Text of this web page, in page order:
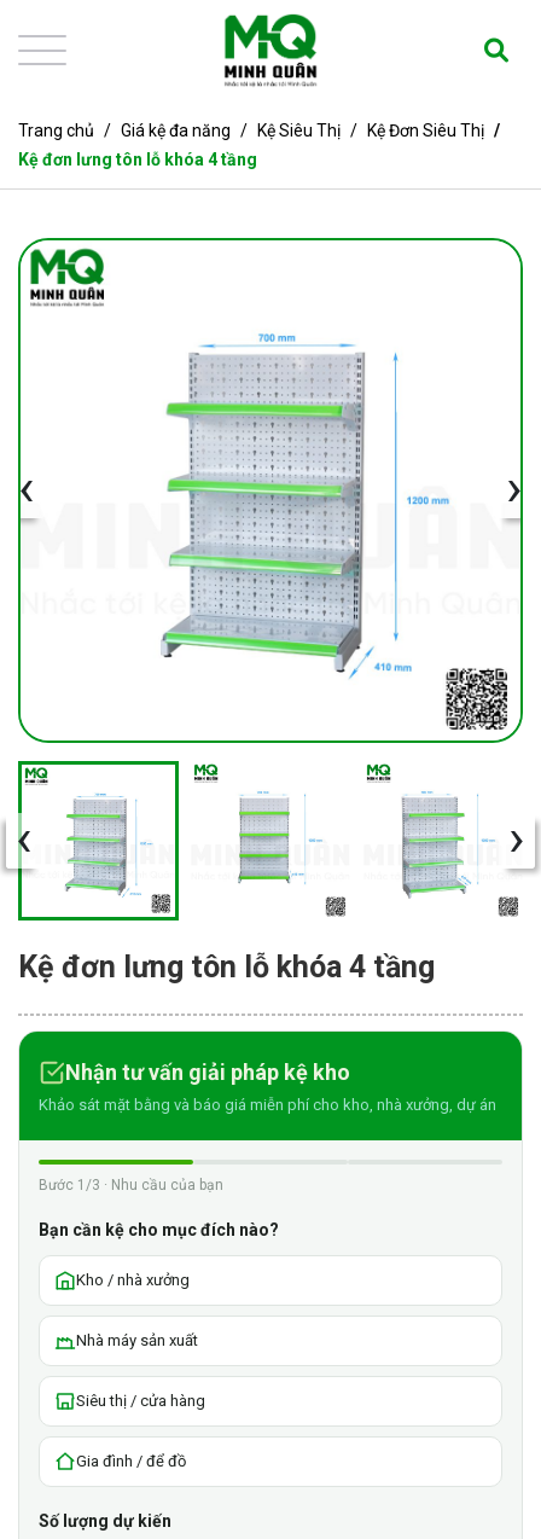
Trang chủ Giá kệ đa năng Kệ Siêu Thị
Kệ Đơn Siêu Thị
Kệ đơn lưng tôn lỗ khóa 4 tầng
‹ ›
‹ ›
Kệ đơn lưng tôn lỗ khóa 4 tầng
Nhận tư vấn giải pháp kệ kho
Khảo sát mặt bằng và báo giá miễn phí cho kho, nhà xưởng, dự án
Bước 1/3 · Nhu cầu của bạn
Bạn cần kệ cho mục đích nào?
Kho / nhà xưởng
Nhà máy sản xuất
Siêu thị / cửa hàng
Gia đình / để đồ
Số lượng dự kiến